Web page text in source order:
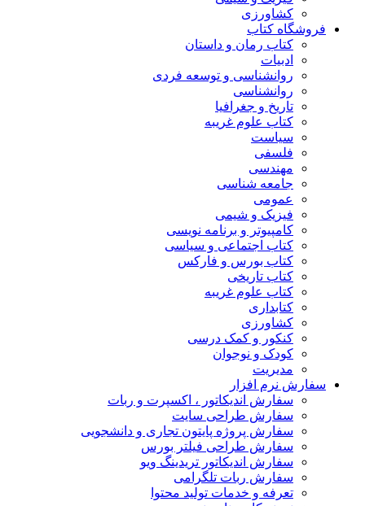
کشاورزی
فروشگاه کتاب
کتاب رمان و داستان
ادبیات
روانشناسی و توسعه فردی
روانشناسی
تاریخ و جغرافیا
کتاب علوم غریبه
سیاست
فلسفی
مهندسی
جامعه شناسی
عمومی
فیزیک و شیمی
کامپیوتر و برنامه نویسی
کتاب اجتماعی و سیاسی
کتاب بورس و فارکس
کتاب تاریخی
کتاب علوم غریبه
کتابداری
کشاورزی
کنکور و کمک‌ درسی
کودک و نوجوان
مدیریت
سفارش نرم افزار
سفارش اندیکاتور ، اکسپرت و ربات
سفارش طراحی سایت
سفارش پروژه پایتون تجاری و دانشجویی
سفارش طراحی فیلتر بورس
سفارش اندیکاتور تریدینگ ویو
سفارش ربات تلگرامی
تعرفه و خدمات تولید محتوا